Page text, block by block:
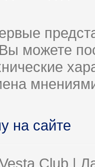
можете
на сайте
Club |